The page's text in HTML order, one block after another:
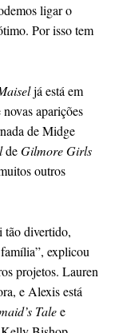
ligar o
Por isso tem
já está em
aparições
de Midge
deGilmore Girls
outros
tão divertido,
explicou
projetos. Lauren
e Alexis está
Talee